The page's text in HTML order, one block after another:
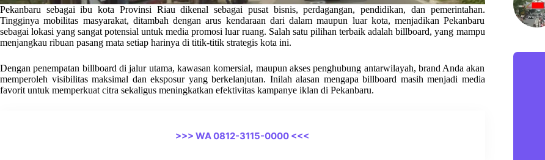
Pekanbaru sebagai ibu kota Provinsi Riau dikenal sebagai pusat bisnis, perdagangan, pendidikan, dan pemerintahan.
Tingginya mobilitas masyarakat, ditambah dengan arus kendaraan dari dalam maupun luar kota, menjadikan Pekanbaru
sebagai lokasi yang sangat potensial untuk media promosi luar ruang. Salah satu pilihan terbaik adalah billboard, yang mampu
menjangkau ribuan pasang mata setiap harinya di titik-titik strategis kota ini.
Dengan penempatan billboard di jalur utama, kawasan komersial, maupun akses penghubung antarwilayah, brand Anda akan
memperoleh visibilitas maksimal dan eksposur yang berkelanjutan. Inilah alasan mengapa billboard masih menjadi media
favorit untuk memperkuat citra sekaligus meningkatkan efektivitas kampanye iklan di Pekanbaru.
>>> WA 0812-3115-0000 <<<